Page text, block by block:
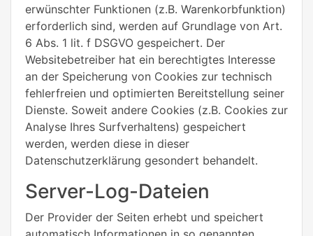
erwünschter Funktionen (z.B. Warenkorbfunktion)
erforderlich sind, werden auf Grundlage von Art.
6 Abs. 1 lit. f DSGVO gespeichert. Der
Websitebetreiber hat ein berechtigtes Interesse
an der Speicherung von Cookies zur technisch
fehlerfreien und optimierten Bereitstellung seiner
Dienste. Soweit andere Cookies (z.B. Cookies zur
Analyse Ihres Surfverhaltens) gespeichert
werden, werden diese in dieser
Datenschutzerklärung gesondert behandelt.
Server-Log-Dateien
Der Provider der Seiten erhebt und speichert